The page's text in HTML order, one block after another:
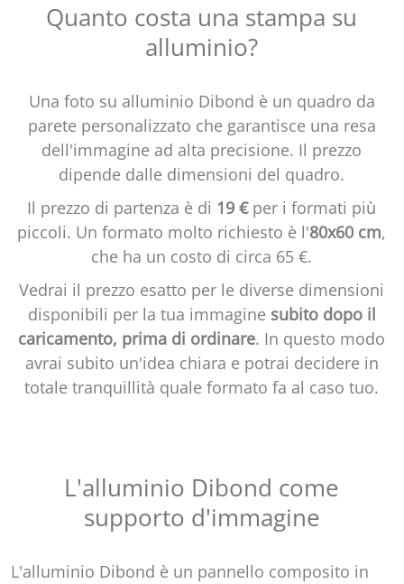
Quanto costa una stampa su
alluminio?
Una foto su alluminio Dibond è un quadro da
parete personalizzato che garantisce una resa
dell'immagine ad alta precisione. Il prezzo
dipende dalle dimensioni del quadro.
Il prezzo di partenza è di 19 €per i formati più
piccoli. Un formato molto richiesto è l'80x60 cm,
che ha un costo di circa 65 €.
Vedrai il prezzo esatto per le diverse dimensioni
disponibili per la tua immagine subito dopo il
caricamento, prima di ordinare. In questo modo
avrai subito un'idea chiara e potrai decidere in
totale tranquillità quale formato fa al caso tuo.
L'alluminio Dibond come
supporto d'immagine
L'alluminio Dibond è un pannello composito in